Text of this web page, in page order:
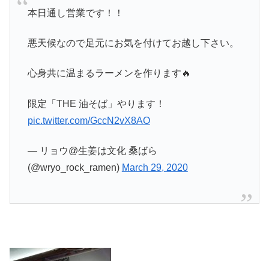
本日通し営業です！！
悪天候なので足元にお気を付けてお越し下さい。
心身共に温まるラーメンを作ります🔥
限定「THE 油そば」やります！
pic.twitter.com/GccN2vX8AO
— リョウ@生姜は文化 桑ばら
(@wryo_rock_ramen) March 29, 2020